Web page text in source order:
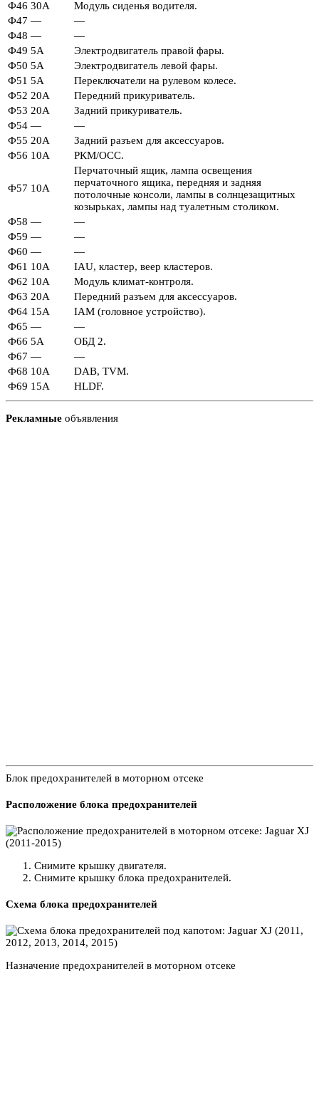
Ф46 30А
Модуль сиденья водителя.
Ф47 —
—
Ф48 —
—
Ф49 5А
Электродвигатель правой фары.
Ф50 5А
Электродвигатель левой фары.
Ф51 5А
Переключатели на рулевом колесе.
Ф52 20А
Передний прикуриватель.
Ф53 20А
Задний прикуриватель.
Ф54 —
—
Ф55 20А
Задний разъем для аксессуаров.
Ф56 10А РКМ/ОСС.
Ф57 10А
Перчаточный ящик, лампа освещения
перчаточного ящика, передняя и задняя
потолочные консоли, лампы в солнцезащитных
козырьках, лампы над туалетным столиком.
Ф58 —
—
Ф59 —
—
Ф60 —
—
Ф61 10А
IAU, кластер, веер кластеров.
Ф62 10А
Модуль климат-контроля.
Ф63 20А
Передний разъем для аксессуаров.
Ф64 15А
IAM (головное устройство).
Ф65 —
—
Ф66 5А
ОБД 2.
Ф67 —
—
Ф68 10А
DAB, TVM.
Ф69 15А HLDF.
Рекламные объявления
Блок предохранителей в моторном отсеке
Расположение блока предохранителей
Снимите крышку двигателя.
Снимите крышку блока предохранителей.
Схема блока предохранителей
Назначение предохранителей в моторном отсеке